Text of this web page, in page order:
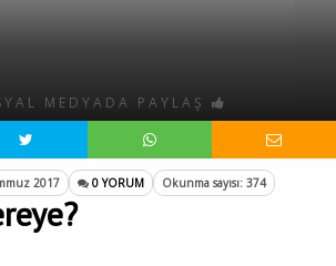
MEDYADA PAYLAŞ
2017 0 YORUM Okunma sayısı: 374